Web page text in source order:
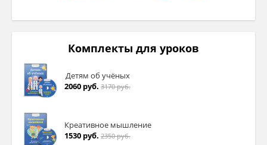
Комплекты для уроков
Детям об учёных
2060 руб. 3170 руб.
Креативное мышление
1530 руб. 2350 руб.